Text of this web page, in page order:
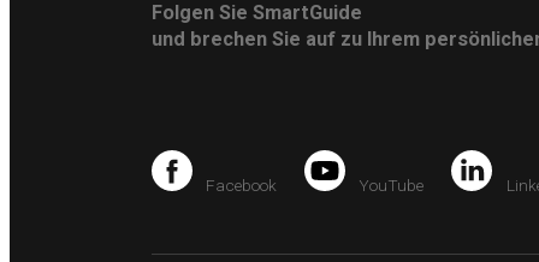
Folgen Sie SmartGuide
und brechen Sie auf zu Ihrem
Facebook YouTube